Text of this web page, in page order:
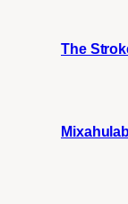
The